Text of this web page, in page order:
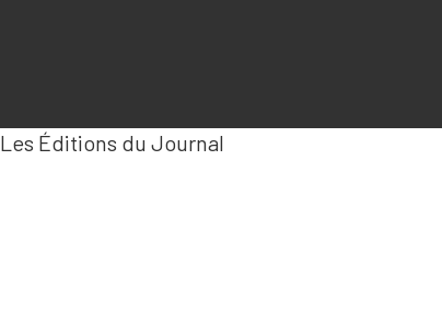
Les Éditions du Journal